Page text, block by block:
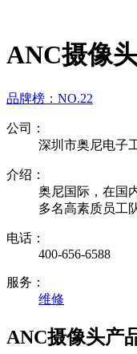
ANC摄像
品牌榜： NO.22
公司：
深圳市奥尼电子
介绍：
奥尼国际，在国
多名高素质员工
电话：
400-656-6588
服务：
维修
ANC摄像头产